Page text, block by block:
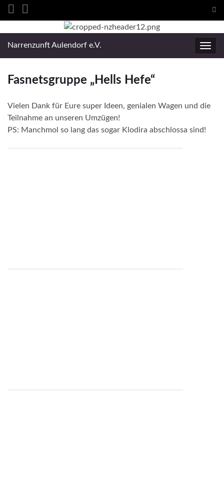
Search for:
Narrenzunft Aulendorf e.V.
Fasnetsgruppe „Hells Hefe“
Vielen Dank für Eure super Ideen, genialen Wagen und die
Teilnahme an unseren Umzügen!
PS: Manchmol so lang das sogar Klodira abschlossa sind!